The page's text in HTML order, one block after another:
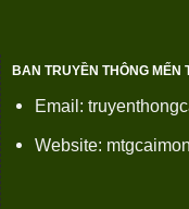
BAN TRUYỀN THÔNG MẾN
Email:
Website: